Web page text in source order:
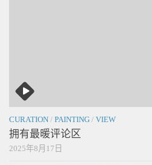
CURATION / PAINTING / VIEW
拥有最暖评论区
2025年8月17日